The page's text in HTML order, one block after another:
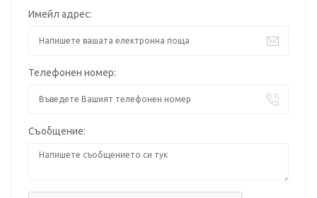
Имейл адрес:
Телефонен номер:
Съобщение: